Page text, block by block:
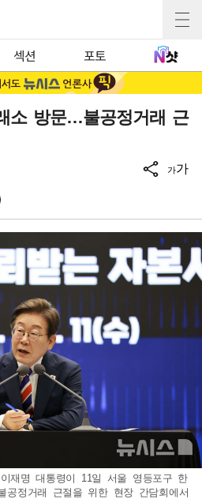
섹션 포토
소 방문…불공정거래 근
가가
재명 대통령이 11일 서울 영등포구 한
공정거래 근절을 위한 현장 간담회에서